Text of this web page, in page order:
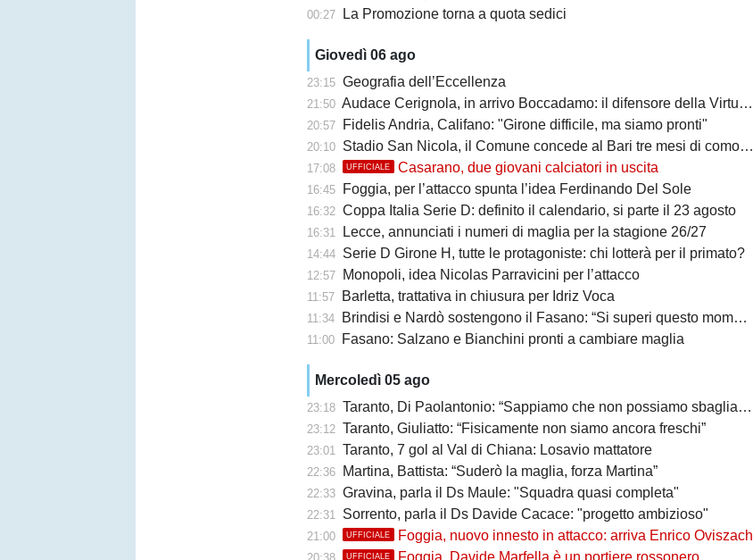
00:27 La Promozione torna a quota sedici
Giovedì 06 ago
23:15 Geografia dell’Eccellenza
21:50 Audace Cerignola, in arrivo Boccadamo: il difensore della Virtus Entella verso il prestito in gialloblù
20:57 Fidelis Andria, Califano: "Girone difficile, ma siamo pronti"
20:10 Stadio San Nicola, il Comune concede al Bari tre mesi di comodato d’uso precario: i dettagli
17:08 UFFICIALE Casarano, due giovani calciatori in uscita
16:45 Foggia, per l’attacco spunta l’idea Ferdinando Del Sole
16:32 Coppa Italia Serie D: definito il calendario, si parte il 23 agosto
16:31 Lecce, annunciati i numeri di maglia per la stagione 26/27
14:44 Serie D Girone H, tutte le protagoniste: chi lotterà per il primato?
12:57 Monopoli, idea Nicolas Parravicini per l’attacco
11:57 Barletta, trattativa in chiusura per Idriz Voca
11:34 Brindisi e Nardò sostengono il Fasano: “Si superi questo momento quanto prima”
11:00 Fasano: Salzano e Bianchini pronti a cambiare maglia
Mercoledì 05 ago
23:18 Taranto, Di Paolantonio: “Sappiamo che non possiamo sbagliare”
23:12 Taranto, Giuliatto: “Fisicamente non siamo ancora freschi”
23:01 Taranto, 7 gol al Val di Chiana: Losavio mattatore
22:36 Martina, Battista: “Suderò la maglia, forza Martina”
22:33 Gravina, parla il Ds Maule: "Squadra quasi completa"
22:31 Sorrento, parla il Ds Davide Cacace: "progetto ambizioso"
21:00 UFFICIALE Foggia, nuovo innesto in attacco: arriva Enrico Oviszach
UFFICIALE